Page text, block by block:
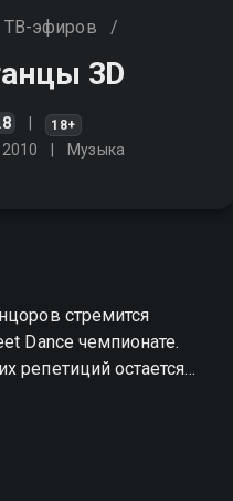
ТВ-эфиров /
3D
18+
2010 Музыка
стремится
Dance чемпионате.
репетиций остается
вместе с